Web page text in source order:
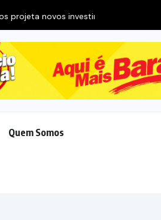
para viabilizar 10...
Quem Somos